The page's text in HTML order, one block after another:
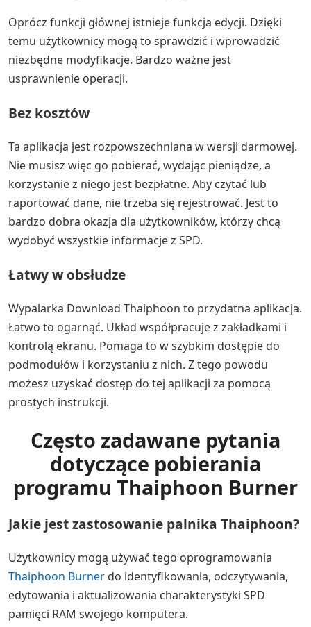
Oprócz funkcji głównej istnieje funkcja edycji. Dzięki
temu użytkownicy mogą to sprawdzić i wprowadzić
niezbędne modyfikacje. Bardzo ważne jest
usprawnienie operacji.
Bez kosztów
Ta aplikacja jest rozpowszechniana w wersji darmowej.
Nie musisz więc go pobierać, wydając pieniądze, a
korzystanie z niego jest bezpłatne. Aby czytać lub
raportować dane, nie trzeba się rejestrować. Jest to
bardzo dobra okazja dla użytkowników, którzy chcą
wydobyć wszystkie informacje z SPD.
Łatwy w obsłudze
Wypalarka Download Thaiphoon to przydatna aplikacja.
Łatwo to ogarnąć. Układ współpracuje z zakładkami i
kontrolą ekranu. Pomaga to w szybkim dostępie do
podmodułów i korzystaniu z nich. Z tego powodu
możesz uzyskać dostęp do tej aplikacji za pomocą
prostych instrukcji.
Często zadawane pytania
dotyczące pobierania
programu Thaiphoon Burner
Jakie jest zastosowanie palnika Thaiphoon?
Użytkownicy mogą używać tego oprogramowania
Thaiphoon Burner do identyfikowania, odczytywania,
edytowania i aktualizowania charakterystyki SPD
pamięci RAM swojego komputera.